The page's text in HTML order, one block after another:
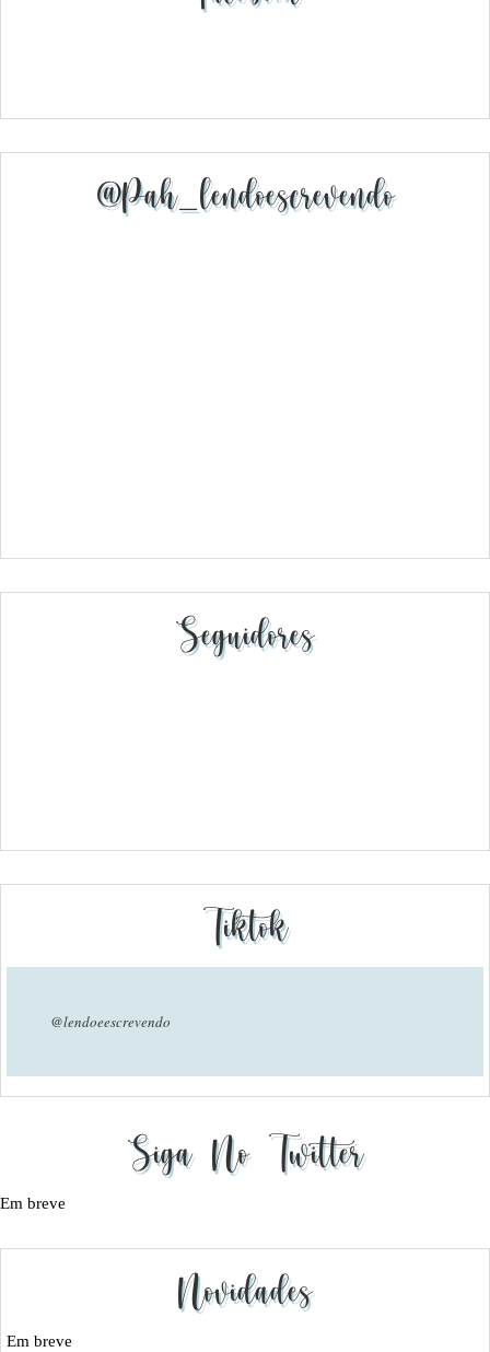
@pah_lendoescrevendo
Seguidores
Tiktok
@lendoeescrevendo
Siga No Twitter
Em breve
Novidades
Em breve